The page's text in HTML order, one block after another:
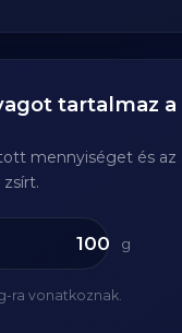
tartalmaz a
mennyiséget és az
zsírt.
g
ra vonatkoznak.